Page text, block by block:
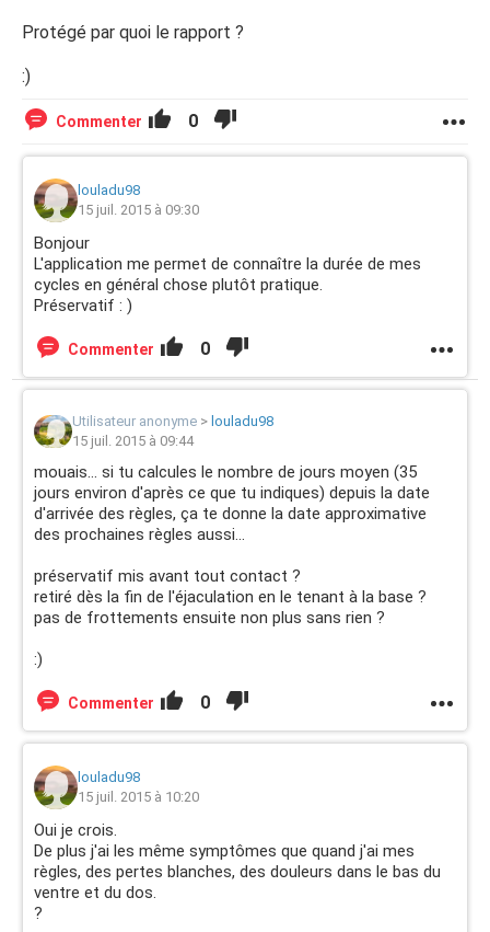
Protégé par quoi le rapport ?
:)
Commenter 0
louladu98
15 juil. 2015 à 09:30
Bonjour
L'application me permet de connaître la durée de mes
cycles en général chose plutôt pratique.
Préservatif : )
Commenter 0
Utilisateur anonyme > louladu98
15 juil. 2015 à 09:44
mouais... si tu calcules le nombre de jours moyen (35
jours environ d'après ce que tu indiques) depuis la date
d'arrivée des règles, ça te donne la date approximative
des prochaines règles aussi...
préservatif mis avant tout contact ?
retiré dès la fin de l'éjaculation en le tenant à la base ?
pas de frottements ensuite non plus sans rien ?
:)
Commenter 0
louladu98
15 juil. 2015 à 10:20
Oui je crois.
De plus j'ai les même symptômes que quand j'ai mes
règles, des pertes blanches, des douleurs dans le bas du
ventre et du dos.
?